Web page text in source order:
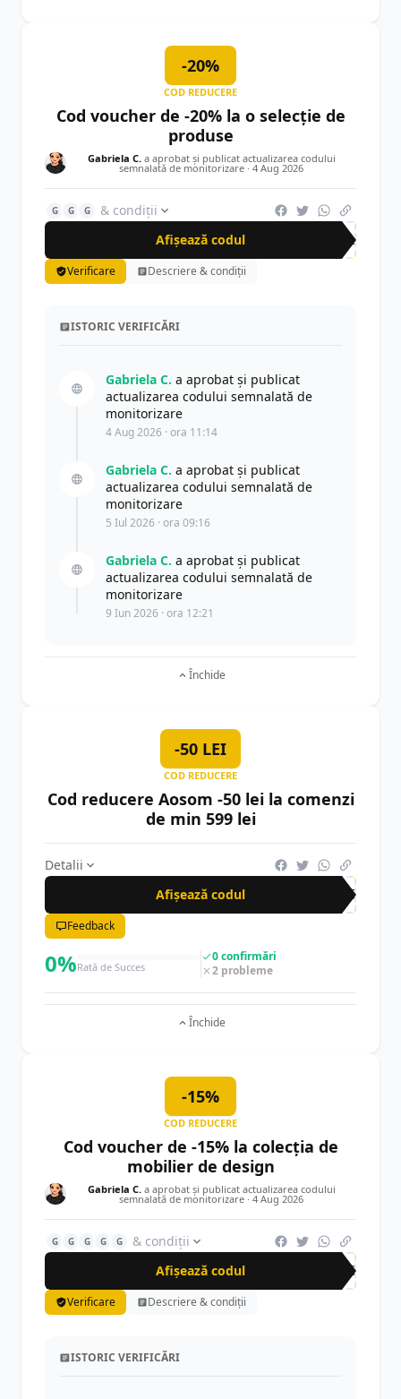
-20%
COD REDUCERE
Cod voucher de -20% la o selecție de
produse
Gabriela C.a aprobat și publicat actualizarea codului
semnalată de monitorizare · 4 Aug 2026
G G G
& condiții
Afișează codul
SAL
Verificare Descriere & condiții
ISTORIC VERIFICĂRI
Gabriela C. a aprobat și publicat
actualizarea codului semnalată de
monitorizare
4 Aug 2026 · ora 11:14
Gabriela C. a aprobat și publicat
actualizarea codului semnalată de
monitorizare
5 Iul 2026 · ora 09:16
Gabriela C. a aprobat și publicat
actualizarea codului semnalată de
monitorizare
9 Iun 2026 · ora 12:21
Închide
-50 LEI
COD REDUCERE
Cod reducere Aosom -50 lei la comenzi
de min 599 lei
Detalii
Afișează codul
RP5
Feedback
0%Rată de Succes
0 confirmări
2 probleme
Închide
-15%
COD REDUCERE
Cod voucher de -15% la colecția de
mobilier de design
Gabriela C.a aprobat și publicat actualizarea codului
semnalată de monitorizare · 4 Aug 2026
G G G G G
& condiții
Afișează codul
DES
Verificare Descriere & condiții
ISTORIC VERIFICĂRI